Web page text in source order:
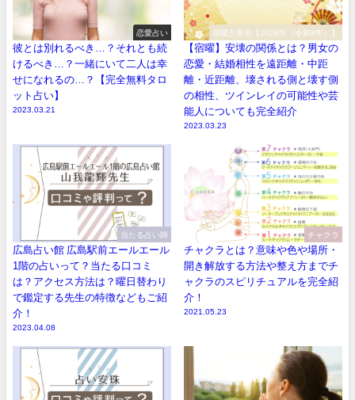
恋愛占い
彼とは別れるべき…？それとも続
けるべき…？一緒にいて二人は幸
せになれるの…？【完全無料タロ
ット占い】
2023.03.21
宿曜占星術【2026年（令和8年）】
【宿曜】安壊の関係とは？男女の
恋愛・結婚相性を遠距離・中距
離・近距離、壊される側と壊す側
の相性、ツインレイの可能性や芸
能人についても完全紹介
2023.03.23
当たる占い師
広島占い館 広島駅前エールエール
1階の占いって？当たる口コミ
は？アクセス方法は？曜日替わり
で鑑定する先生の特徴などもご紹
介！
2023.04.08
チャクラ
チャクラとは？意味や色や場所・
開き解放する方法や整え方までチ
ャクラのスピリチュアルを完全紹
介！
2021.05.23